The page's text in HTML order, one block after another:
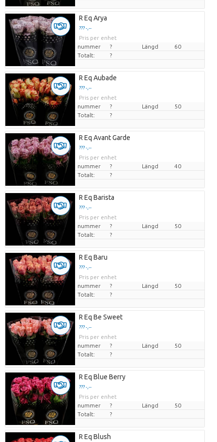
R Eq Arya
??? -,--
Pris per enhet
nummer
? Längd
60
Totalt:
?
R Eq Aubade
??? -,--
Pris per enhet
nummer
? Längd
50
Totalt:
?
R Eq Avant Garde
??? -,--
Pris per enhet
nummer
? Längd
40
Totalt:
?
R Eq Barista
??? -,--
Pris per enhet
nummer
? Längd
50
Totalt:
?
R Eq Baru
??? -,--
Pris per enhet
nummer
? Längd
50
Totalt:
?
R Eq Be Sweet
??? -,--
Pris per enhet
nummer
? Längd
50
Totalt:
?
R Eq Blue Berry
??? -,--
Pris per enhet
nummer
? Längd
50
Totalt:
?
R Eq Blush